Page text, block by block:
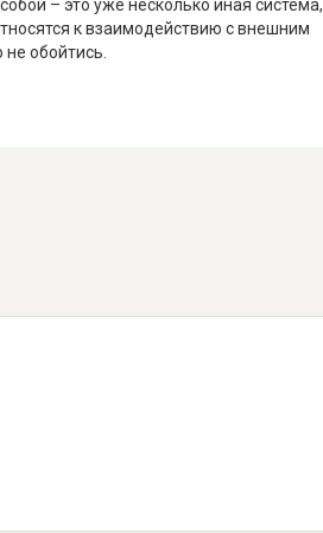
– это уже несколько иная система,
к взаимодействию с внешним
обойтись.